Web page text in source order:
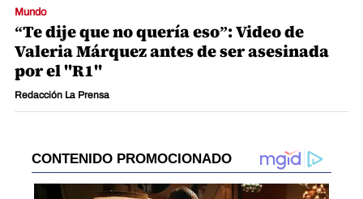
Mundo
“Te dije que no quería eso”: Video de
Valeria Márquez antes de ser asesinada
por el "R1"
Redacción La Prensa